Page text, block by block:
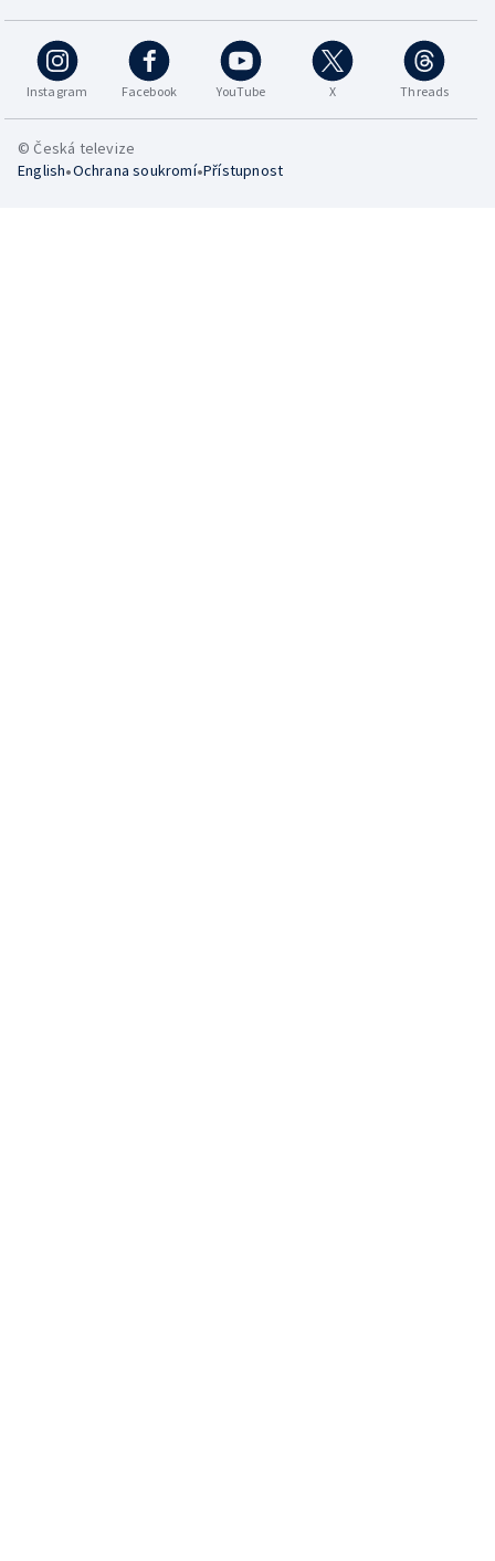
Instagram Facebook YouTube X Threads
© Česká televize
English•Ochrana soukromí•Přístupnost